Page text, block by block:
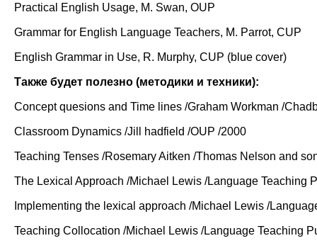
Practical English Usage, M. Swan, OUP
Grammar for English Language Teachers, M. Parrot, CUP
English Grammar in Use, R. Murphy, CUP (blue cover)
Также будет полезно (методики и техники):
Concept quesions and Time lines /Graham Workman /
Classroom Dynamics /Jill hadfield /OUP /2000
Teaching Tenses /Rosemary Aitken /Thomas Nelson and
The Lexical Approach /Michael Lewis /Language Teaching
Implementing the lexical approach /Michael Lewis /
Teaching Collocation /Michael Lewis /Language Teaching